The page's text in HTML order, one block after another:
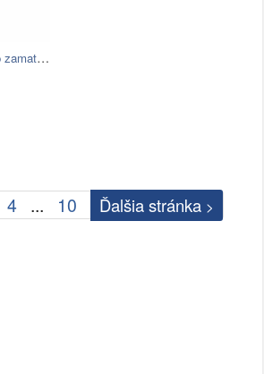
Khaki zelené kreslo so zamatovým…
4 ... 10 Ďalšia stránka >